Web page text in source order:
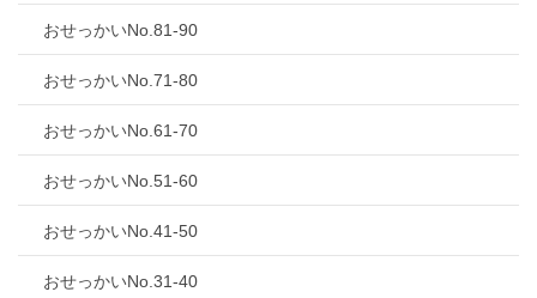
おせっかいNo.81-90
おせっかいNo.71-80
おせっかいNo.61-70
おせっかいNo.51-60
おせっかいNo.41-50
おせっかいNo.31-40